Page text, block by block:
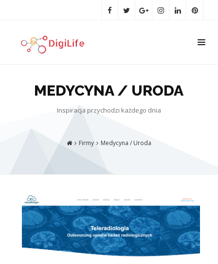
MEDYCYNA / URODA
Inspiracja przychodzi każdego dnia
Firmy Medycyna / Uroda